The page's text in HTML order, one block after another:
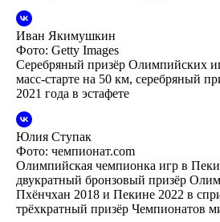
Иван Якимушкин
Фото: Getty Images
Серебряный призёр Олимпийских
масс-старте на 50 км, серебряный
2021 года в эстафете
Юлия Ступак
Фото: чемпионат.com
Олимпийская чемпионка игр в
двукратный бронзовый призёр
Пхёнчхан 2018 и Пекине 2022 в
трёхкратный призёр Чемпионатов